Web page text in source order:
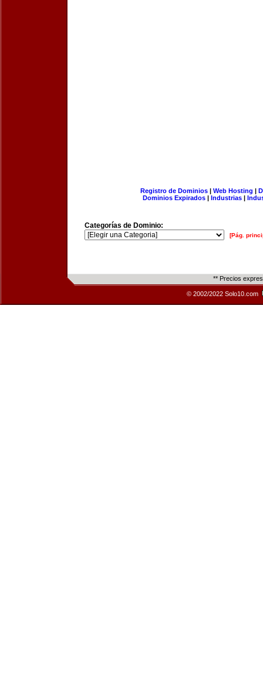
Registro de Dominios| Web Hosting |
Dominios Expirados | Industrias |
Categorías de Dominio:
[Pág.
** Precios
© 2002/2022 Solo10.com